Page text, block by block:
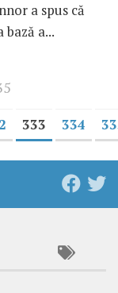
a spus că
a...
333 334